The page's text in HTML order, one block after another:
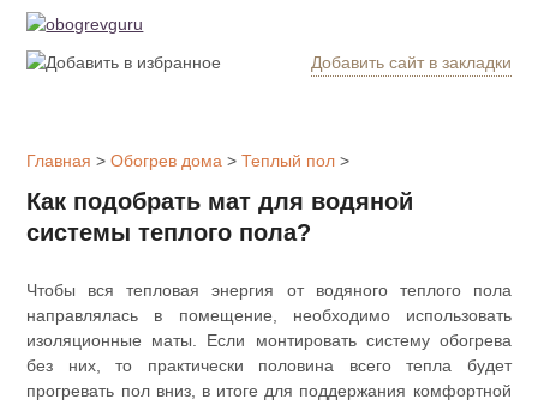
Добавить сайт в закладки
Котлы
отопления
Утепление
Главная >Обогрев дома >Теплый пол >
Как подобрать мат для водяной
системы теплого пола?
Чтобы вся тепловая энергия от водяного теплого пола
направлялась в помещение, необходимо использовать
изоляционные маты. Если монтировать систему обогрева
без них, то практически половина всего тепла будет
прогревать пол вниз, в итоге для поддержания комфортной